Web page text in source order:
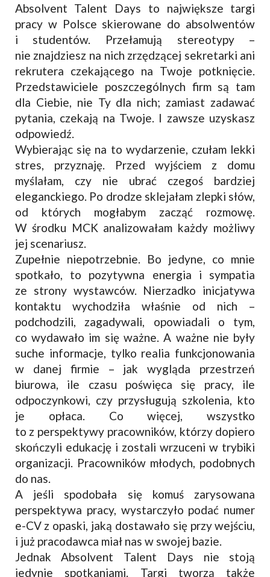
Absolvent Talent Days to największe targi
pracy w Polsce skierowane do absolwentów
i studentów. Przełamują stereotypy –
nie znajdziesz na nich zrzędzącej sekretarki ani
rekrutera czekającego na Twoje potknięcie.
Przedstawiciele poszczególnych firm są tam
dla Ciebie, nie Ty dla nich; zamiast zadawać
pytania, czekają na Twoje. I zawsze uzyskasz
odpowiedź.
Wybierając się na to wydarzenie, czułam lekki
stres, przyznaję. Przed wyjściem z domu
myślałam, czy nie ubrać czegoś bardziej
eleganckiego. Po drodze sklejałam zlepki słów,
od których mogłabym zacząć rozmowę.
W środku MCK analizowałam każdy możliwy
jej scenariusz.
Zupełnie niepotrzebnie. Bo jedyne, co mnie
spotkało, to pozytywna energia i sympatia
ze strony wystawców. Nierzadko inicjatywa
kontaktu wychodziła właśnie od nich –
podchodzili, zagadywali, opowiadali o tym,
co wydawało im się ważne. A ważne nie były
suche informacje, tylko realia funkcjonowania
w danej firmie – jak wygląda przestrzeń
biurowa, ile czasu poświęca się pracy, ile
odpoczynkowi, czy przysługują szkolenia, kto
je opłaca. Co więcej, wszystko
to z perspektywy pracowników, którzy dopiero
skończyli edukację i zostali wrzuceni w trybiki
organizacji. Pracowników młodych, podobnych
do nas.
A jeśli spodobała się komuś zarysowana
perspektywa pracy, wystarczyło podać numer
e-CV z opaski, jaką dostawało się przy wejściu,
i już pracodawca miał nas w swojej bazie.
Jednak Absolvent Talent Days nie stoją
jedynie spotkaniami. Targi tworzą także